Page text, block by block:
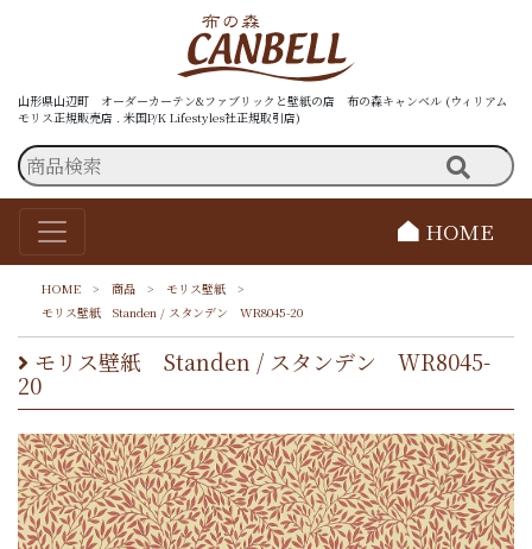
山形県山辺町 オーダーカーテン&ファブリックと壁紙の店 布の森キャンベル (ウィリアム
モリス正規販売店 . 米国P/K Lifestyles社正規取引店)
HOME
HOME > 商品 > モリス壁紙
>
モリス壁紙 Standen / スタンデン WR8045-20
モリス壁紙 Standen / スタンデン WR8045-
20